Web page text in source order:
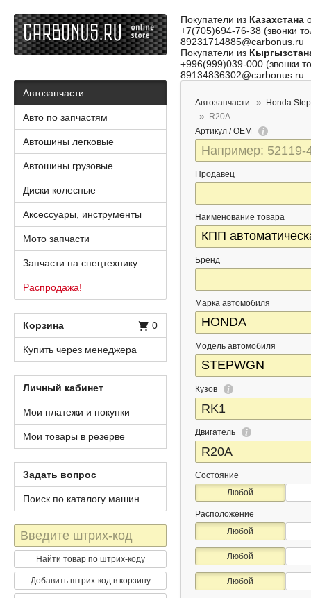
Покупатели из Казахстана
+7(705)694-76-38 (звонки
89231714885@carbonus.ru
Покупатели из
+996(999)039-000 (звонки
89134836302@carbonus.ru
Автозапчасти
Honda
R20A
Артикул / OEM
Продавец
Наименование товара
Бренд
Марка автомобиля
Модель автомобиля
Кузов
Двигатель
Состояние
Любой
Расположение
Любой
Любой
Любой
Автозапчасти
Авто по запчастям
Автошины легковые
Автошины грузовые
Диски колесные
Аксессуары, инструменты
Мото запчасти
Запчасти на спецтехнику
Распродажа!
Корзина 0
Купить через менеджера
Личный кабинет
Мои платежи и покупки
Мои товары в резерве
Задать вопрос
Поиск по каталогу машин
Штрих-
код
Найти товар по штрих-коду
Добавить штрих-код в корзину